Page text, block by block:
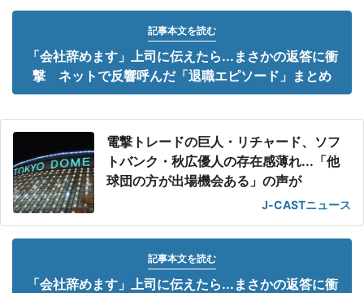
記事本文を読む
「会社辞めます」上司に伝えたら...まさかの返答に衝
撃 ネットで反響呼んだ「退職エピソード」まとめ
電撃トレードの巨人・リチャード、ソフ
トバンク・秋広優人の存在感薄れ...「他
球団の方が出場機会ある」の声が
J-CASTニュース
記事本文を読む
「会社辞めます」上司に伝えたら...まさかの返答に衝